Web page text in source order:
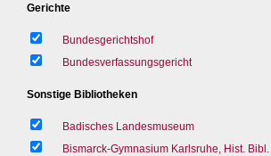
Gerichte
Bundesgerichtshof
Bundesverfassungsgericht
Sonstige Bibliotheken
Badisches Landesmuseum
Bismarck-Gymnasium Karlsruhe, Hist. Bibl.